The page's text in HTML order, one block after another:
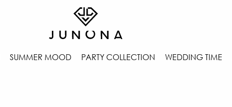
SUMMER MOOD PARTY COLLECTION WEDDING TIME